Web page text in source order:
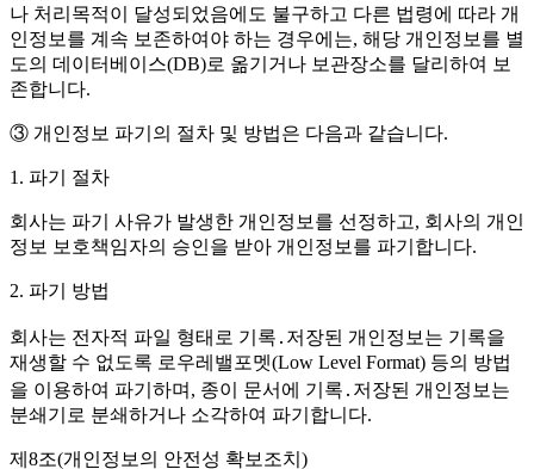
나 처리목적이 달성되었음에도 불구하고 다른 법령에 따라 개
인정보를 계속 보존하여야 하는 경우에는, 해당 개인정보를 별
도의 데이터베이스(DB)로 옮기거나 보관장소를 달리하여 보
존합니다.
③ 개인정보 파기의 절차 및 방법은 다음과 같습니다.
1. 파기 절차
회사는 파기 사유가 발생한 개인정보를 선정하고, 회사의 개인
정보 보호책임자의 승인을 받아 개인정보를 파기합니다.
2. 파기 방법
회사는 전자적 파일 형태로 기록․저장된 개인정보는 기록을
재생할 수 없도록 로우레밸포멧(Low Level Format) 등의 방법
을 이용하여 파기하며, 종이 문서에 기록․저장된 개인정보는
분쇄기로 분쇄하거나 소각하여 파기합니다.
제8조(개인정보의 안전성 확보조치)